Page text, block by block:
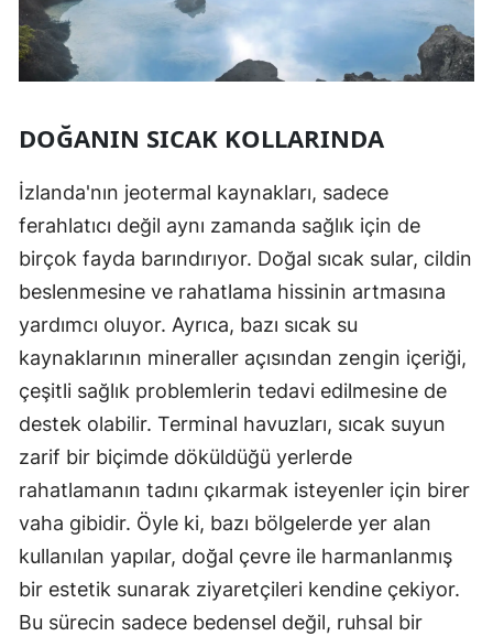
DOĞANIN SICAK KOLLARINDA
İzlanda'nın jeotermal kaynakları, sadece
ferahlatıcı değil aynı zamanda sağlık için de
birçok fayda barındırıyor. Doğal sıcak sular, cildin
beslenmesine ve rahatlama hissinin artmasına
yardımcı oluyor. Ayrıca, bazı sıcak su
kaynaklarının mineraller açısından zengin içeriği,
çeşitli sağlık problemlerin tedavi edilmesine de
destek olabilir. Terminal havuzları, sıcak suyun
zarif bir biçimde döküldüğü yerlerde
rahatlamanın tadını çıkarmak isteyenler için birer
vaha gibidir. Öyle ki, bazı bölgelerde yer alan
kullanılan yapılar, doğal çevre ile harmanlanmış
bir estetik sunarak ziyaretçileri kendine çekiyor.
Bu sürecin sadece bedensel değil, ruhsal bir